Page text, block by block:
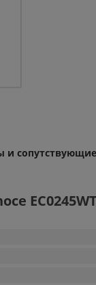
и сопутствующие
EC0245WT